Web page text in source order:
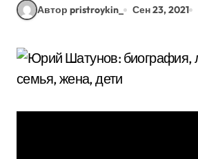
Автор pristroykin_ Сен 23, 2021